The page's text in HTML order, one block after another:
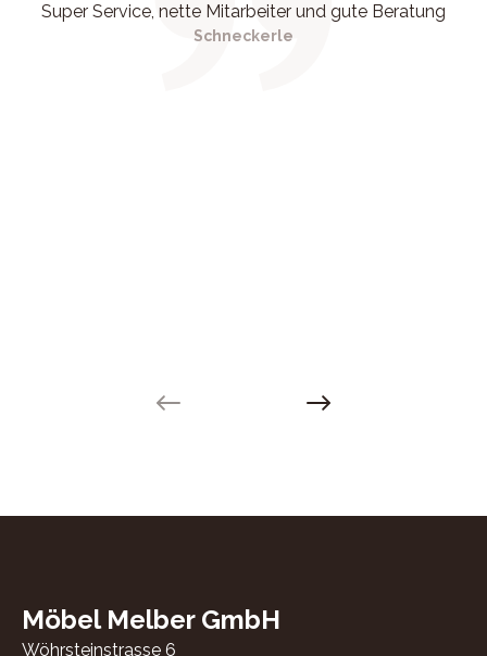
Super Service, nette Mitarbeiter und gute Beratung
Schneckerle
Next slide
Möbel Melber GmbH
Wöhrsteinstrasse 6